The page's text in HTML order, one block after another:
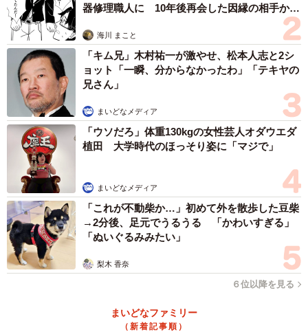
トルコのカッパドキアにて長女と撮影（木村さん提供）
ー4人の子どもとの旅路は大変だったのではないでしょうか
道中で色々なことがありましたが、日本との差をもっとも
感じたのはトイレ事情でした。海外で利用した宿泊施設
は、大半がシャワーとトイレが同じスペースにあり、5人で
誰かが使うと、もう一方もだれも使えなくなります。
器修理職人に 10年後再会した因縁の相手から
海川 まこと
「キム兄」木村祐一が激やせ、松本人志と2シ
ョット「一瞬、分からなかったわ」「テキヤの
兄さん」
まいどなメディア
「ウソだろ」体重130kgの女性芸人オダウエダ
植田 大学時代のほっそり姿に「マジで」
まいどなメディア
「これが不動柴か…」初めて外を散歩した豆柴
→2分後、足元でうるうる 「かわいすぎる」
「ぬいぐるみみたい」
梨木 香奈
６位以降を見る
まいどなファミリー
（新着記事順）